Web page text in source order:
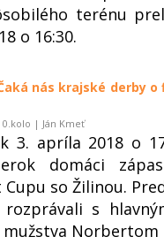
terénu
o 16:30.
nás krajské derby
0.kolo | Ján Kmeť
3. apríla 2018 o
domáci
Cupu so Žilinou.
rozprávali s
mužstva Norbertom